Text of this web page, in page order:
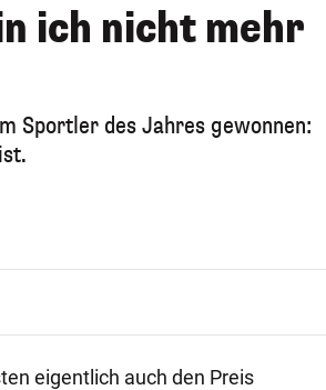
ich nicht mehr
Sportler des Jahres gewonnen:
eigentlich auch den Preis